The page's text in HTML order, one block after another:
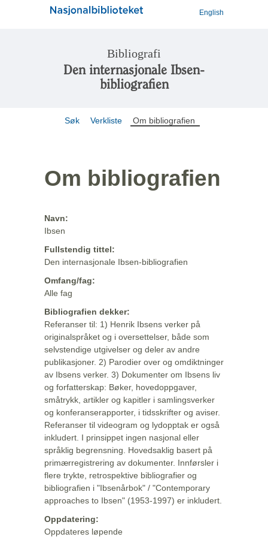
English
Bibliografi
Den internasjonale Ibsen-
bibliografien
Søk Verkliste Om bibliografien
Om bibliografien
Navn:
Ibsen
Fullstendig tittel:
Den internasjonale Ibsen-bibliografien
Omfang/fag:
Alle fag
Bibliografien dekker:
Referanser til: 1) Henrik Ibsens verker på
originalspråket og i oversettelser, både som
selvstendige utgivelser og deler av andre
publikasjoner. 2) Parodier over og omdiktninger
av Ibsens verker. 3) Dokumenter om Ibsens liv
og forfatterskap: Bøker, hovedoppgaver,
småtrykk, artikler og kapitler i samlingsverker
og konferanserapporter, i tidsskrifter og aviser.
Referanser til videogram og lydopptak er også
inkludert. I prinsippet ingen nasjonal eller
språklig begrensning. Hovedsaklig basert på
primærregistrering av dokumenter. Innførsler i
flere trykte, retrospektive bibliografier og
bibliografien i "Ibsenårbok" / "Contemporary
approaches to Ibsen" (1953-1997) er inkludert.
Oppdatering:
Oppdateres løpende